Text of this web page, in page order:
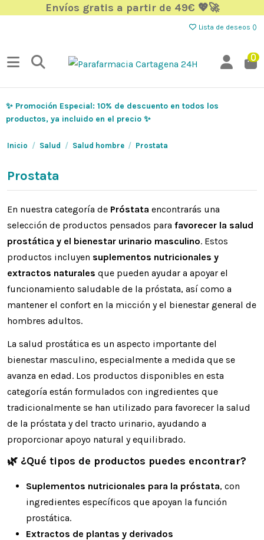
Envíos gratis a partir de 49€ 💖🚀
Lista de deseos ()
0
✨ Promoción Especial: 10% de descuento en todos los
productos, ya incluido en el precio ✨
Inicio Salud Salud hombre Prostata
Prostata
En nuestra categoría de Próstata encontrarás una
selección de productos pensados para favorecer la salud
prostática y el bienestar urinario masculino. Estos
productos incluyen suplementos nutricionales y
extractos naturales que pueden ayudar a apoyar el
funcionamiento saludable de la próstata, así como a
mantener el confort en la micción y el bienestar general de
hombres adultos.
La salud prostática es un aspecto importante del
bienestar masculino, especialmente a medida que se
avanza en edad. Los productos disponibles en esta
categoría están formulados con ingredientes que
tradicionalmente se han utilizado para favorecer la salud
de la próstata y del tracto urinario, ayudando a
proporcionar apoyo natural y equilibrado.
🌿 ¿Qué tipos de productos puedes encontrar?
Suplementos nutricionales para la próstata, con
ingredientes específicos que apoyan la función
prostática.
Extractos de plantas y derivados